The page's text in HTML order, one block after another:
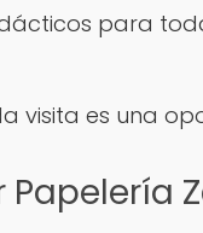
para
visita es una